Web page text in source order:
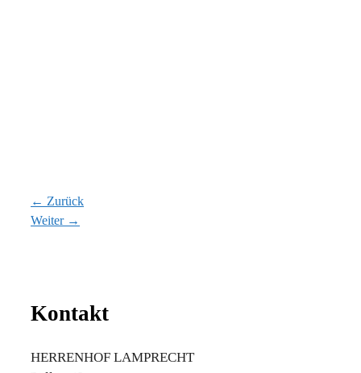
← Zurück
Weiter →
Kontakt
HERRENHOF LAMPRECHT